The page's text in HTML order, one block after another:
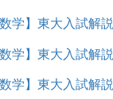
学】東大入試解説
学】東大入試解説
学】東大入試解説